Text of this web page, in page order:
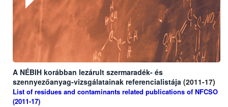
A NÉBIH korábban lezárult szermaradék- és
szennyezőanyag-vizsgálatainak referencialistája (2011-17)
List of residues and contaminants related publications of NFCSO
(2011-17)